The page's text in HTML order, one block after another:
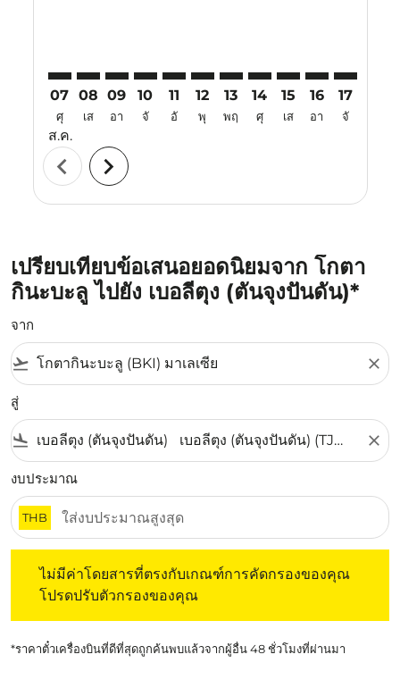
07
ศุ
ส.ค.
08
เส
09
อา
10
จั
11
อั
12
พุ
13
พฤ
14
ศุ
15
เส
16
อา
17
จั
chevron_left chevron_right
เปรียบเทียบข้อเสนอยอดนิยมจาก โกตา
กินะบะลู ไปยัง เบอลีตุง (ตันจุงปันดัน)*
จาก
flight_takeoff close
สู่
flight_land close
งบประมาณ
THB
ไม่มีค่าโดยสารที่ตรงกับเกณฑ์การคัดกรองของคุณ
โปรดปรับตัวกรองของคุณ
*ราคาตั๋วเครื่องบินที่ดีที่สุดถูกค้นพบแล้วจากผู้อื่น 48 ชั่วโมงที่ผ่านมา